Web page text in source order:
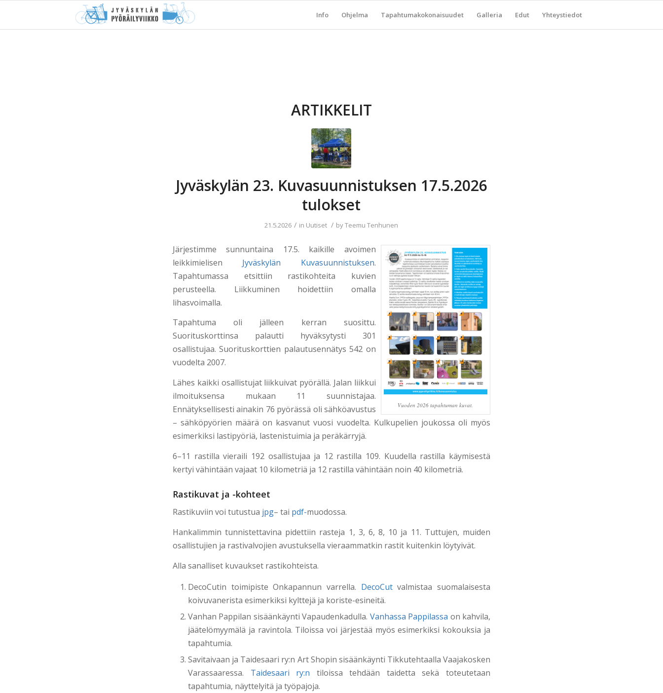
Info Ohjelma Tapahtumakokonaisuudet Galleria Edut Yhteystiedot
ARTIKKELIT
Jyväskylän 23. Kuvasuunnistuksen 17.5.2026
tulokset
21.5.2026 / in Uutiset / byTeemu Tenhunen
Vuoden 2026 tapahtuman kuvat.
Järjestimme sunnuntaina 17.5. kaikille avoimen
leikkimielisen Jyväskylän Kuvasuunnistuksen.
Tapahtumassa etsittiin rastikohteita kuvien
perusteella. Liikkuminen hoidettiin omalla
lihasvoimalla.
Tapahtuma oli jälleen kerran suosittu.
Suorituskorttinsa palautti hyväksytysti 301
osallistujaa. Suorituskorttien palautusennätys 542 on
vuodelta 2007.
Lähes kaikki osallistujat liikkuivat pyörällä. Jalan liikkui
ilmoituksensa mukaan 11 suunnistajaa.
Ennätyksellisesti ainakin 76 pyörässä oli sähköavustus
– sähköpyörien määrä on kasvanut vuosi vuodelta. Kulkupelien joukossa oli myös
esimerkiksi lastipyöriä, lastenistuimia ja peräkärryjä.
6–11 rastilla vieraili 192 osallistujaa ja 12 rastilla 109. Kuudella rastilla käymisestä
kertyi vähintään vajaat 10 kilometriä ja 12 rastilla vähintään noin 40 kilometriä.
Rastikuvat ja -kohteet
Rastikuviin voi tutustua jpg– tai pdf-muodossa.
Hankalimmin tunnistettavina pidettiin rasteja 1, 3, 6, 8, 10 ja 11. Tuttujen, muiden
osallistujien ja rastivalvojien avustuksella vieraammatkin rastit kuitenkin löytyivät.
Alla sanalliset kuvaukset rastikohteista.
DecoCutin toimipiste Onkapannun varrella. DecoCutvalmistaa suomalaisesta
koivuvanerista esimerkiksi kylttejä ja koriste-esineitä.
Vanhan Pappilan sisäänkäynti Vapaudenkadulla. Vanhassa Pappilassa on kahvila,
jäätelömyymälä ja ravintola. Tiloissa voi järjestää myös esimerkiksi kokouksia ja
tapahtumia.
Savitaivaan ja Taidesaari ry:n Art Shopin sisäänkäynti Tikkutehtaalla Vaajakosken
Varassaaressa. Taidesaari ry:n tiloissa tehdään taidetta sekä toteutetaan
tapahtumia, näyttelyitä ja työpajoja.